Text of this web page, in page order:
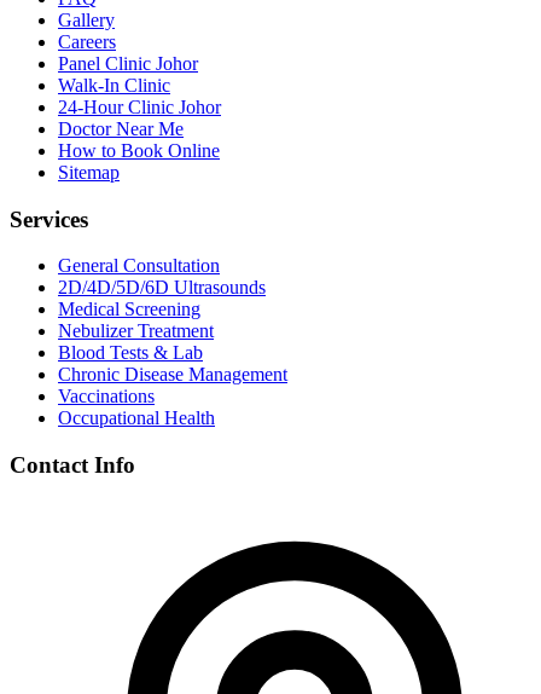
Gallery
Careers
Panel Clinic Johor
Walk-In Clinic
24-Hour Clinic Johor
Doctor Near Me
How to Book Online
Sitemap
Services
General Consultation
2D/4D/5D/6D Ultrasounds
Medical Screening
Nebulizer Treatment
Blood Tests & Lab
Chronic Disease Management
Vaccinations
Occupational Health
Contact Info